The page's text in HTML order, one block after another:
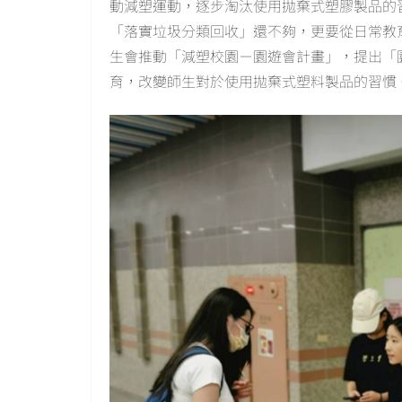
動減塑運動，逐步淘汰使用拋棄式塑膠製品
「落實垃圾分類回收」還不夠，更要從日常
生會推動「減塑校園－園遊會計畫」，提出
育，改變師生對於使用拋棄式塑料製品的習慣